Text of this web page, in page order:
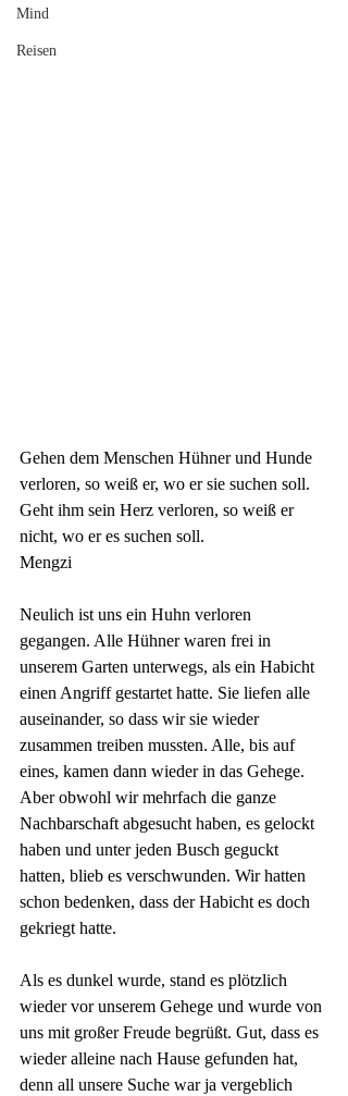
Mind
Reisen
Gehen dem Menschen Hühner und Hunde
verloren, so weiß er, wo er sie suchen soll.
Geht ihm sein Herz verloren, so weiß er
nicht, wo er es suchen soll.
Mengzi
Neulich ist uns ein Huhn verloren
gegangen. Alle Hühner waren frei in
unserem Garten unterwegs, als ein Habicht
einen Angriff gestartet hatte. Sie liefen alle
auseinander, so dass wir sie wieder
zusammen treiben mussten. Alle, bis auf
eines, kamen dann wieder in das Gehege.
Aber obwohl wir mehrfach die ganze
Nachbarschaft abgesucht haben, es gelockt
haben und unter jeden Busch geguckt
hatten, blieb es verschwunden. Wir hatten
schon bedenken, dass der Habicht es doch
gekriegt hatte.
Als es dunkel wurde, stand es plötzlich
wieder vor unserem Gehege und wurde von
uns mit großer Freude begrüßt. Gut, dass es
wieder alleine nach Hause gefunden hat,
denn all unsere Suche war ja vergeblich